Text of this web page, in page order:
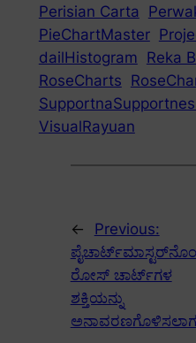
Perisian Carta
PieChartMaster
dailHistogram Reka
RoseCharts
VisualRayuan
←
Previous:
ರೋಸ್ ಚಾರ್ಟ್‌ಗಳ
ಶಕ್ತಿಯನ್ನು